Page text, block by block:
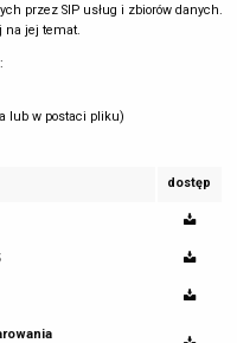
przez SIP usług i zbiorów danych.
na jej temat.
lub w postaci pliku)
dostęp